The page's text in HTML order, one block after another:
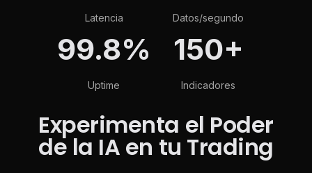
Latencia Datos/segundo
99.8%
Uptime
150+
Indicadores
Experimenta el Poder
de la IA en tu Trading